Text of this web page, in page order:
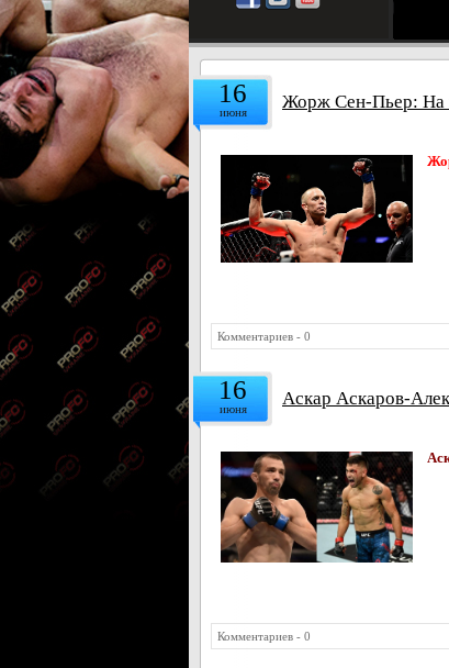
16
июня Жорж Сен-Пьер: На
Комментариев - 0
16
июня Аскар Аскаров-
Комментариев - 0